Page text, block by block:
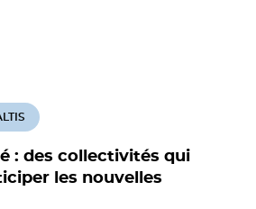
: des collectivités qui
les nouvelles